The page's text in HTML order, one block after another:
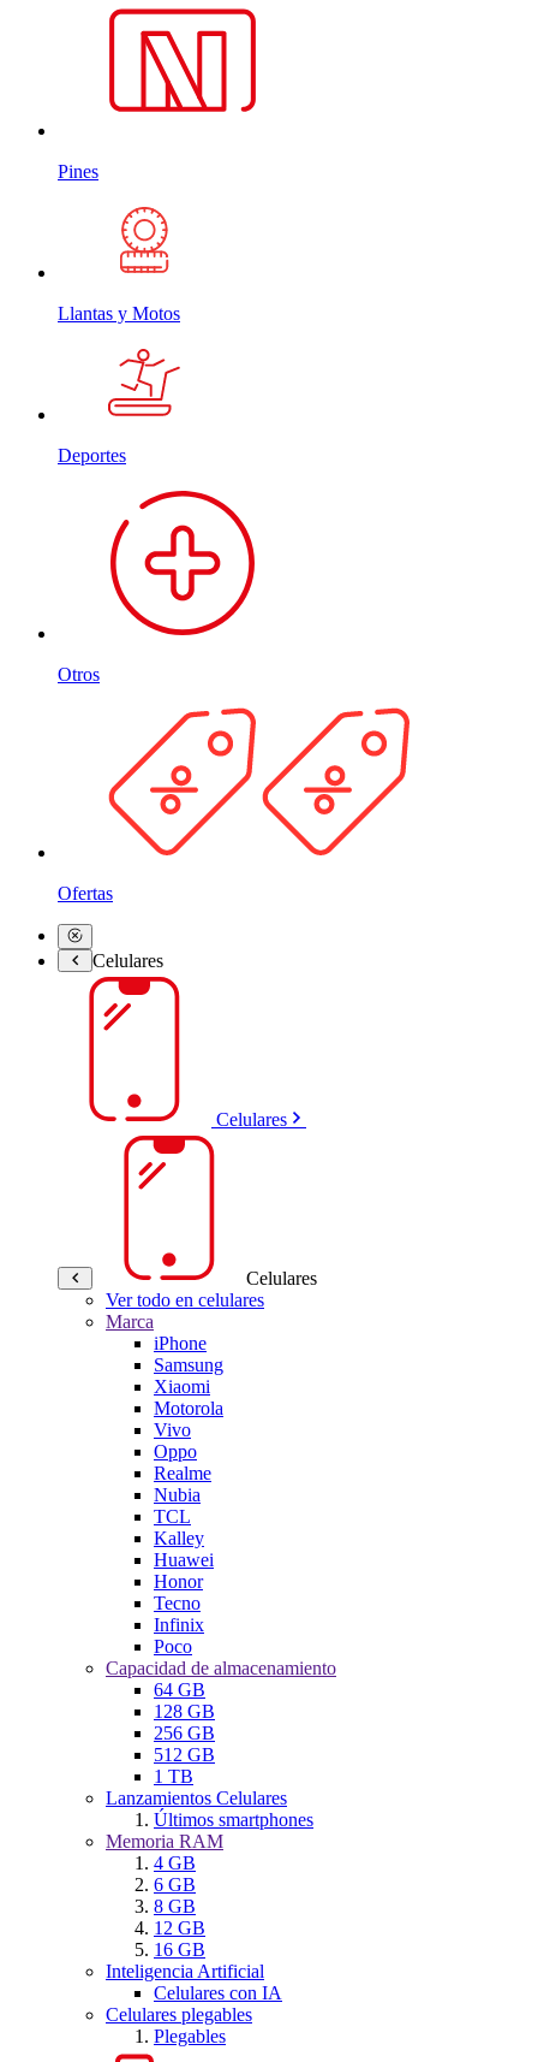
Pines
Llantas y Motos
Deportes
Otros
Ofertas
Celulares
Celulares
Celulares
Ver todo en celulares
Marca
iPhone
Samsung
Xiaomi
Motorola
Vivo
Oppo
Realme
Nubia
TCL
Kalley
Huawei
Honor
Tecno
Infinix
Poco
Capacidad de almacenamiento
64 GB
128 GB
256 GB
512 GB
1 TB
Lanzamientos Celulares
Últimos smartphones
Memoria RAM
4 GB
6 GB
8 GB
12 GB
16 GB
Inteligencia Artificial
Celulares con IA
Celulares plegables
Plegables